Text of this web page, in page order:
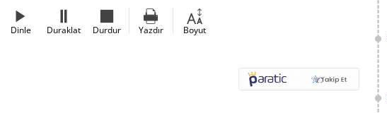
Dinle Duraklat Durdur Yazdır Boyut